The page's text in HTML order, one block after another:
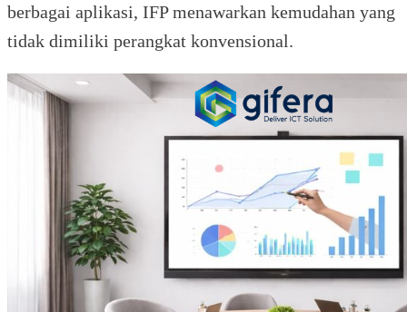
berbagai aplikasi, IFP menawarkan kemudahan yang
tidak dimiliki perangkat konvensional.